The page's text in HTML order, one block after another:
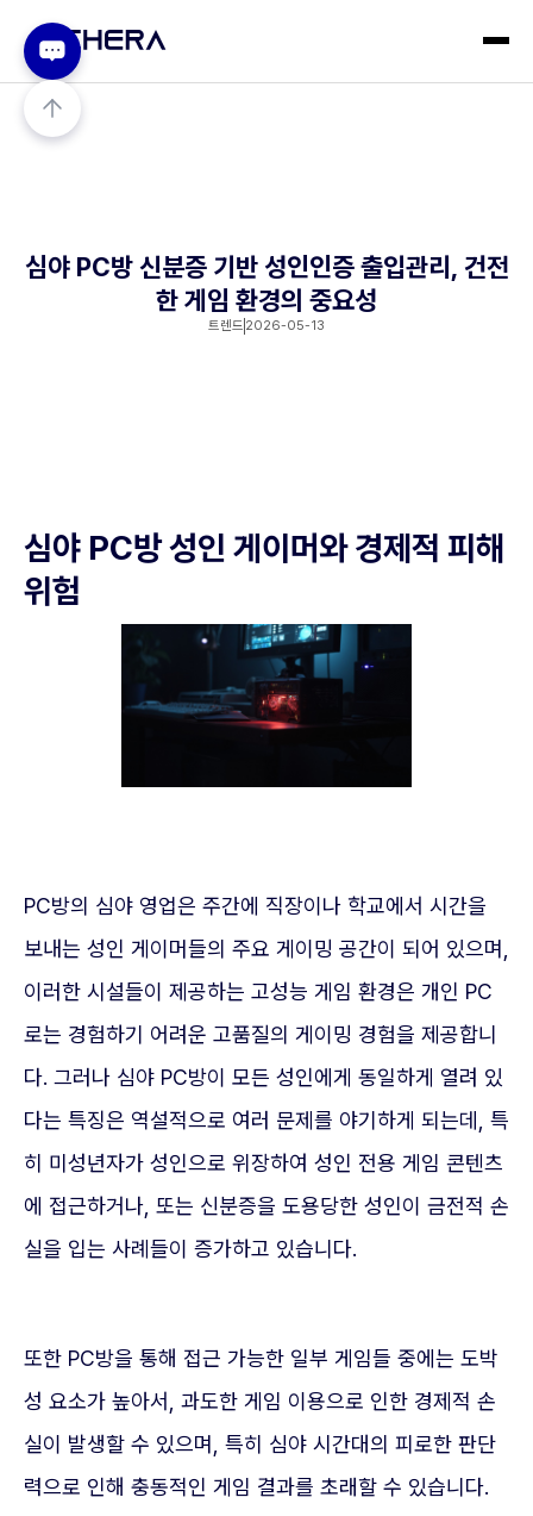
심야 PC방 신분증 기반 성인인증 출입관리, 건전
한 게임 환경의 중요성
트렌드 2026-05-13
심야 PC방 성인 게이머와 경제적 피해
위험
PC방의 심야 영업은 주간에 직장이나 학교에서 시간을
보내는 성인 게이머들의 주요 게이밍 공간이 되어 있으며,
이러한 시설들이 제공하는 고성능 게임 환경은 개인 PC
로는 경험하기 어려운 고품질의 게이밍 경험을 제공합니
다. 그러나 심야 PC방이 모든 성인에게 동일하게 열려 있
다는 특징은 역설적으로 여러 문제를 야기하게 되는데, 특
히 미성년자가 성인으로 위장하여 성인 전용 게임 콘텐츠
에 접근하거나, 또는 신분증을 도용당한 성인이 금전적 손
실을 입는 사례들이 증가하고 있습니다.
또한 PC방을 통해 접근 가능한 일부 게임들 중에는 도박
성 요소가 높아서, 과도한 게임 이용으로 인한 경제적 손
실이 발생할 수 있으며, 특히 심야 시간대의 피로한 판단
력으로 인해 충동적인 게임 결과를 초래할 수 있습니다.